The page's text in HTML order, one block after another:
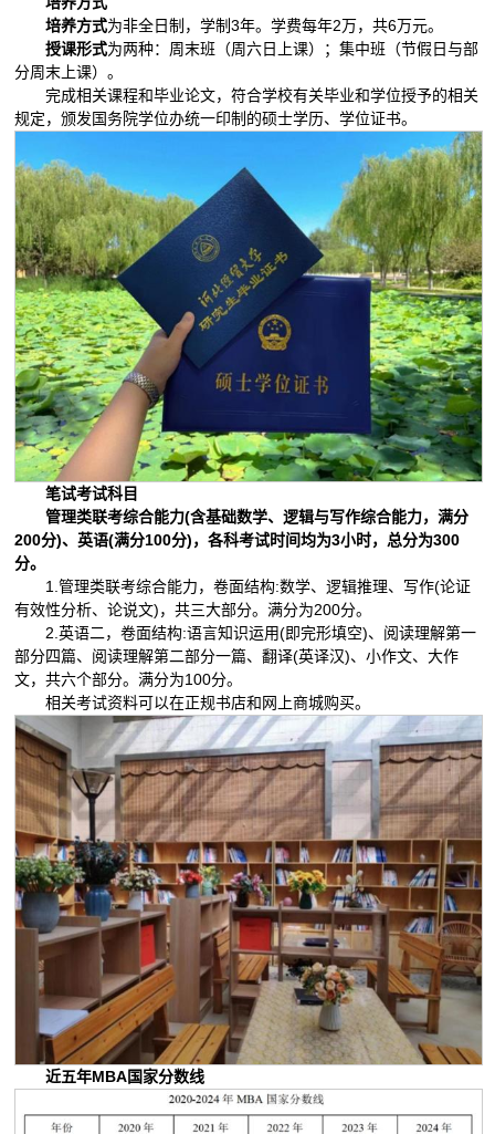
培养方式为非全日制，学制3年。学费每年2万，共6万元。
授课形式为两种：周末班（周六日上课）；集中班（节假日与部
分周末上课）。
完成相关课程和毕业论文，符合学校有关毕业和学位授予的相关
规定，颁发国务院学位办统一印制的硕士学历、学位证书。
笔试考试科目
管理类联考综合能力(含基础数学、逻辑与写作综合能力，满分
200分)、英语(满分100分)，各科考试时间均为3小时，总分为300
分。
1.管理类联考综合能力，卷面结构:数学、逻辑推理、写作(论证
有效性分析、论说文)，共三大部分。满分为200分。
2.英语二，卷面结构:语言知识运用(即完形填空)、阅读理解第一
部分四篇、阅读理解第二部分一篇、翻译(英译汉)、小作文、大作
文，共六个部分。满分为100分。
相关考试资料可以在正规书店和网上商城购买。
近五年MBA国家分数线